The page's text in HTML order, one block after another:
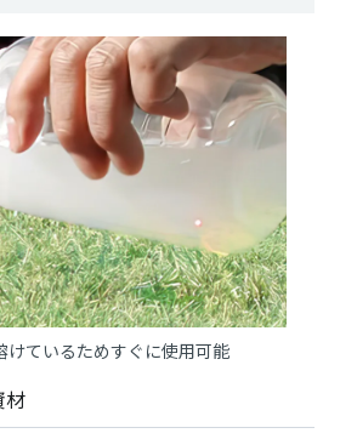
けているためすぐに使用可能
材